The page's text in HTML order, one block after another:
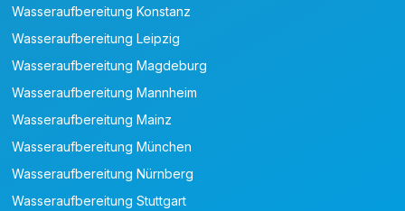
Wasseraufbereitung Konstanz
Wasseraufbereitung Leipzig
Wasseraufbereitung Magdeburg
Wasseraufbereitung Mannheim
Wasseraufbereitung Mainz
Wasseraufbereitung München
Wasseraufbereitung Nürnberg
Wasseraufbereitung Stuttgart